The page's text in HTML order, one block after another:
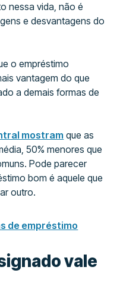
nessa vida, não é
e desvantagens do
o empréstimo
vantagem do que
a demais formas de
mostram que as
50% menores que
Pode parecer
bom é aquele que
outro.
de empréstimo
vale